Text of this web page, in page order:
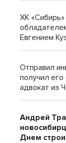
ХК
Евгением
Отправил
получил
адвокат из
Андрей
Днем